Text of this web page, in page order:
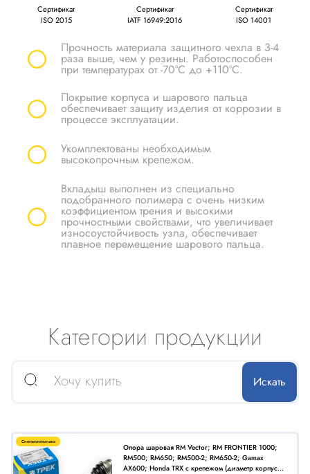
Сертификат
ISO 2015
Сертификат
IATF 16949:2016
Сертификат
ISO 14001
Прочность материала защитного чехла в 3-4
раза выше, чем у резины. Работоспособен
при температурах от -70°С до +110°С.
Покрытие корпуса и шарового пальца
обеспечивает защиту изделия от коррозии в
процессе эксплуатации.
Укомплектованы необходимым
высокопрочным крепежом.
Вкладыш выполнен из специально
подобранного полимера с очень низким
коэффициентом трения и высокими
прочностными свойствами, что увеличивает
износоустойчивость узла, обеспечивает
плавное перемещение шарового пальца.
Категории продукции
Снегомототехника
Опора шаровая RM Vector; RM FRONTIER 1000;
RM500; RM650; RM500-2; RM650-2; Gamax
AX600; Honda TRX с крепежом (диаметр корпуса